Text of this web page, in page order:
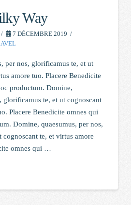
Way
7 DÉCEMBRE 2019
per nos, glorificamus te, et ut
amore tuo. Placere Benedicite
productum. Domine,
glorificamus te, et ut cognoscant
Placere Benedicite omnes qui
Domine, quaesumus, per nos,
te, et virtus amore
omnes qui …